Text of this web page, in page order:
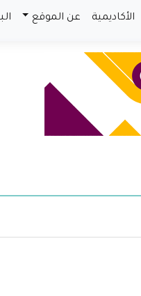
الأكاديمية عن الموقع